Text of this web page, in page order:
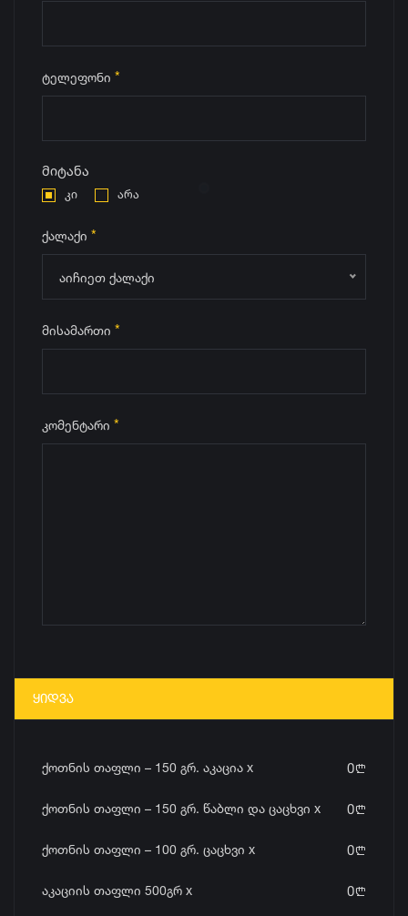
ტელეფონი *
მიტანა
კი არა
ქალაქი *
აიჩიეთ ქალაქი
მისამართი *
კომენტარი *
ᲧᲘᲓᲕᲐ
ქოთნის თაფლი – 150 გრ. აკაცია x 0n
ქოთნის თაფლი – 150 გრ. წაბლი და ცაცხვი x 0n
ქოთნის თაფლი – 100 გრ. ცაცხვი x 0n
აკაციის თაფლი 500გრ x 0n